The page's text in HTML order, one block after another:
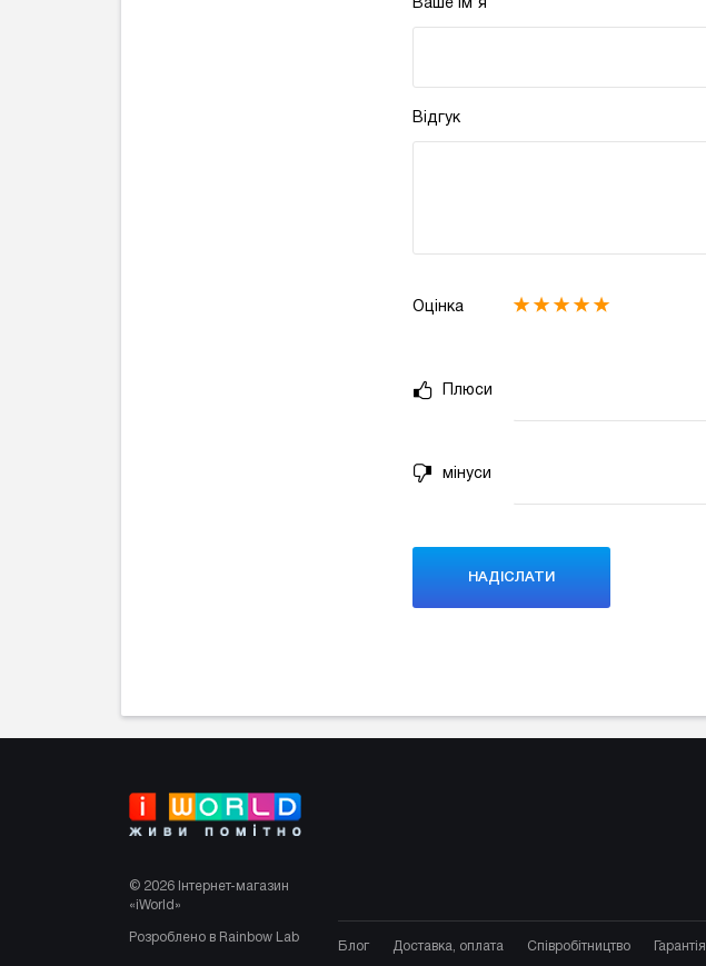
Ваше ім'я
Відгук
Оцінка
Плюси
мінуси
© 2026 Інтернет-магазин
«iWorld»
Розроблено в Rainbow Lab
Блог Доставка, оплата Співробітництво Гарантія